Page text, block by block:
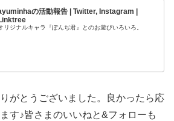
の活動報告 | Twitter, Instagram |
リジナルキャラ『ぽんぢ君』とのお遊びいろいろ。
がとうございました。良かったら応
す♪皆さまのいいねと&フォローも